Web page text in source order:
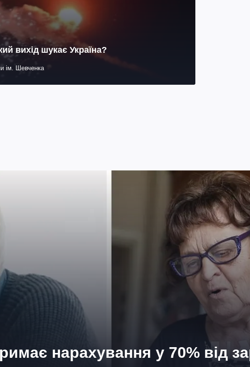
вихід шукає Україна?
ім. Шевченка
нарахування у 70% від